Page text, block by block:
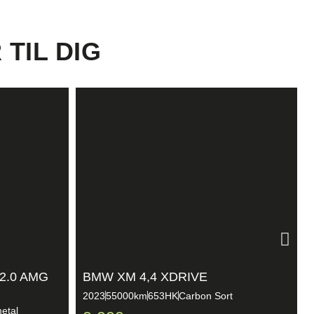
TIL DIG
AMG BMW XM 4,4 XDRIVE
202355000km653HKCarbon Sort